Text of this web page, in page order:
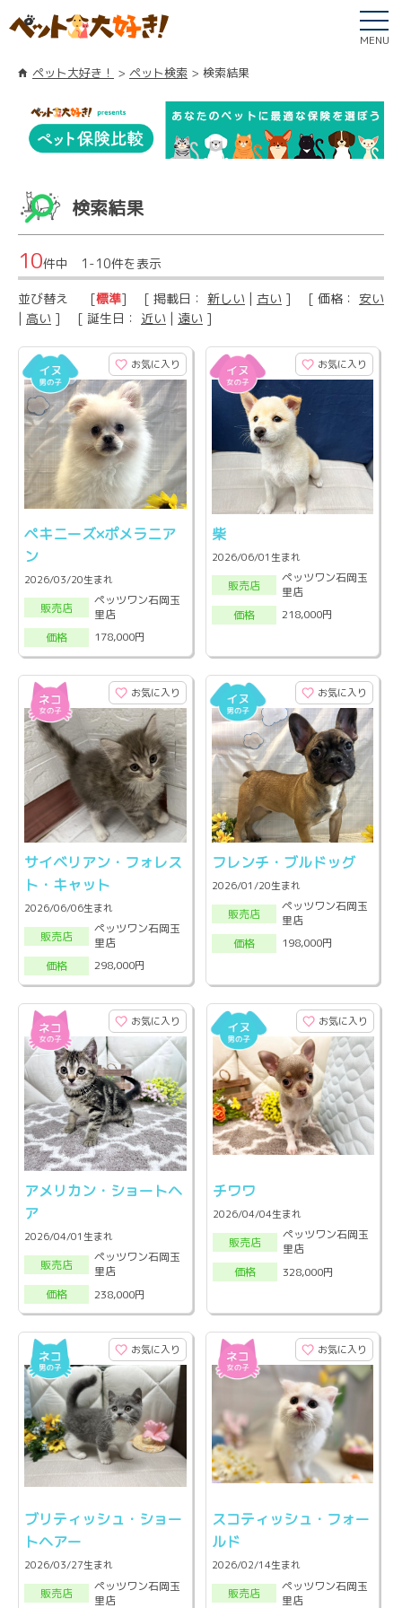
MENU
ペット大好き！ ペット検索 検索結果
検索結果
10件中 1-10件を表示
並び替え [標準] [ 掲載日： 新しい | 古い ] [ 価格： 安い
| 高い ] [ 誕生日： 近い | 遠い ]
お気に入り
ペキニーズ×ポメラニア
ン
2026/03/20生まれ
販売店
ペッツワン石岡玉
里店
価格
178,000円
お気に入り
柴
2026/06/01生まれ
販売店
ペッツワン石岡玉
里店
価格
218,000円
お気に入り
サイベリアン・フォレス
ト・キャット
2026/06/06生まれ
販売店
ペッツワン石岡玉
里店
価格
298,000円
お気に入り
フレンチ・ブルドッグ
2026/01/20生まれ
販売店
ペッツワン石岡玉
里店
価格
198,000円
お気に入り
アメリカン・ショートヘ
ア
2026/04/01生まれ
販売店
ペッツワン石岡玉
里店
価格
238,000円
お気に入り
チワワ
2026/04/04生まれ
販売店
ペッツワン石岡玉
里店
価格
328,000円
お気に入り
ブリティッシュ・ショー
トヘアー
2026/03/27生まれ
販売店
ペッツワン石岡玉
里店
お気に入り
スコティッシュ・フォー
ルド
2026/02/14生まれ
販売店
ペッツワン石岡玉
里店